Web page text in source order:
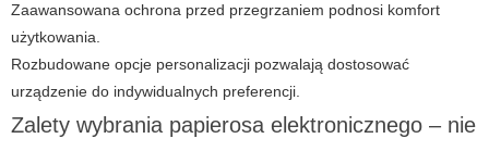
Zaawansowana ochrona przed przegrzaniem podnosi komfort
użytkowania.
Rozbudowane opcje personalizacji pozwalają dostosować
urządzenie do indywidualnych preferencji.
Zalety wybrania papierosa elektronicznego – nie